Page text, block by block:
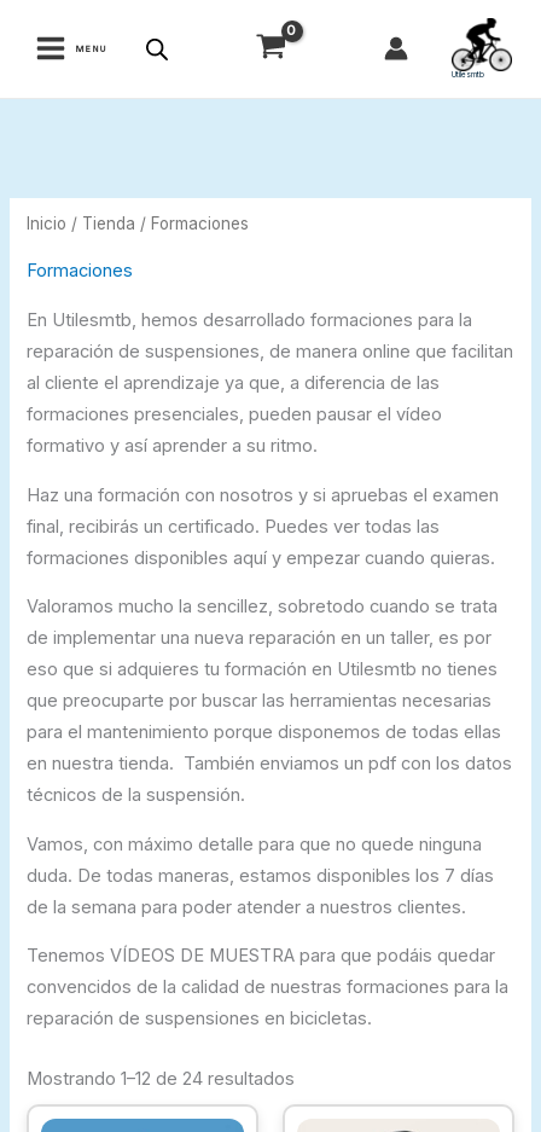
MENU
Utilesmtb
Inicio / Tienda / Formaciones
Formaciones
En Utilesmtb, hemos desarrollado formaciones para la
reparación de suspensiones, de manera online que facilitan
al cliente el aprendizaje ya que, a diferencia de las
formaciones presenciales, pueden pausar el vídeo
formativo y así aprender a su ritmo.
Haz una formación con nosotros y si apruebas el examen
final, recibirás un certificado. Puedes ver todas las
formaciones disponibles aquí y empezar cuando quieras.
Valoramos mucho la sencillez, sobretodo cuando se trata
de implementar una nueva reparación en un taller, es por
eso que si adquieres tu formación en Utilesmtb no tienes
que preocuparte por buscar las herramientas necesarias
para el mantenimiento porque disponemos de todas ellas
en nuestra tienda. También enviamos un pdf con los datos
técnicos de la suspensión.
Vamos, con máximo detalle para que no quede ninguna
duda. De todas maneras, estamos disponibles los 7 días
de la semana para poder atender a nuestros clientes.
Tenemos VÍDEOS DE MUESTRA para que podáis quedar
convencidos de la calidad de nuestras formaciones para la
reparación de suspensiones en bicicletas.
Mostrando 1–12 de 24 resultados